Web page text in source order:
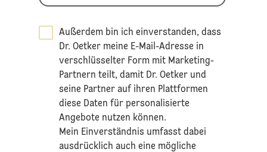
Außerdem bin ich einverstanden, dass
Dr. Oetker meine E-Mail-Adresse in
verschlüsselter Form mit Marketing-
Partnern teilt, damit Dr. Oetker und
seine Partner auf ihren Plattformen
diese Daten für personalisierte
Angebote nutzen können.
Mein Einverständnis umfasst dabei
ausdrücklich auch eine mögliche